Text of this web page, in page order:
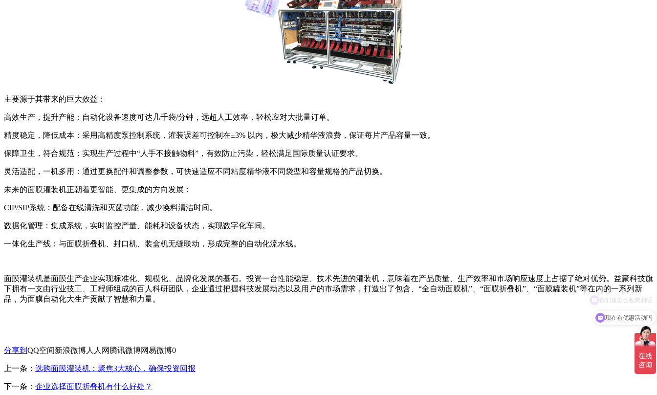
主要源于其带来的巨大效益：
高效生产，提升产能：自动化设备速度可达几千袋/分钟，远超人工效率，轻松应对大批量订单。
精度稳定，降低成本：采用高精度泵控制系统，灌装误差可控制在±3% 以内，极大减少精华液浪费，保证每片产品容量一致。
保障卫生，符合规范：实现生产过程中“人手不接触物料”，有效防止污染，轻松满足国际质量认证要求。
灵活适配，一机多用：通过更换配件和调整参数，可快速适应不同粘度精华液不同袋型和容量规格的产品切换。
未来的面膜灌装机正朝着更智能、更集成的方向发展：
CIP/SIP系统：配备在线清洗和灭菌功能，减少换料清洁时间。
数据化管理：集成系统，实时监控产量、能耗和设备状态，实现数字化车间。
一体化生产线：与面膜折叠机、封口机、装盒机无缝联动，形成完整的自动化流水线。
面膜灌装机是面膜生产企业实现标准化、规模化、品牌化发展的基石。投资一台性能稳定、技术先进的灌装机，意味着在产品质量、生产效率和市场响应速度上占据了绝对优势。益豪科技旗
下拥有一支由行业技工、工程师组成的百人科研团队，企业通过把握科技发展动态以及用户的市场需求，打造出了包含、“全自动面膜机”、“面膜折叠机”、“面膜罐装机”等在内的一系列新
品，为面膜自动化大生产贡献了智慧和力量。
分享到 QQ空间新浪微博人人网 腾讯微博网易微博0
上一条： 选购面膜灌装机：聚焦3大核心，确保投资回报
下一条： 企业选择面膜折叠机有什么好处？
现在有优惠活动吗